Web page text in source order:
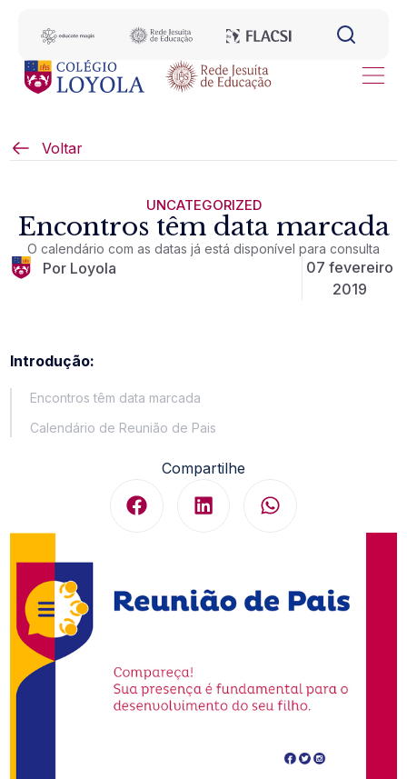
Voltar
UNCATEGORIZED
Encontros têm data marcada
O calendário com as datas já está disponível para consulta
Por Loyola
07 fevereiro
2019
Introdução:
Encontros têm data marcada
Calendário de Reunião de Pais
Compartilhe